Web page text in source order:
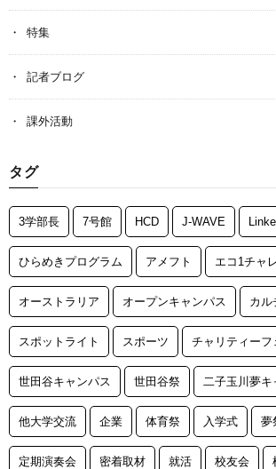
特集
記者ブログ
課外活動
タグ
3学部長 7号館 HCD J-WAVE
ひらめきプログラム アメフト エコ1チャ
オーストラリア オープンキャンパス カル
スポットライト スポーツ チャリティーフ
世田谷キャンパス 世田谷祭 二子玉川夢キ
他大学交流 企業 体育祭 入学式 夢
定期演奏会 密着取材 就活 校友会